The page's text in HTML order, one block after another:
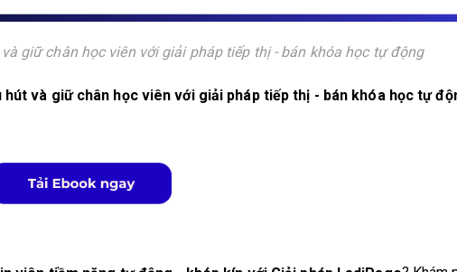
giữ chân học viên với giải pháp tiếp thị - bán khóa học tự động
hút và giữ chân học viên với giải pháp tiếp thị - bán khóa học tự